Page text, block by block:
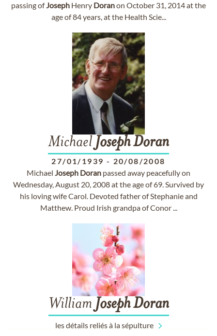
passing ofJoseph Henry Doranon October 31, 2014 at the
age of 84 years, at the Health Scie...
Michael JosephDoran
27/01/1939 - 20/08/2008
Michael Joseph Doran passed away peacefully on
Wednesday, August 20, 2008 at the age of 69. Survived by
his loving wife Carol. Devoted father of Stephanie and
Matthew. Proud Irish grandpa of Conor ...
William Joseph Doran
les détails reliés à la sépulture